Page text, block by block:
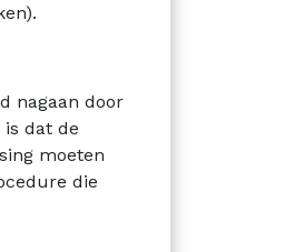
nagaan door
dat de
moeten
die